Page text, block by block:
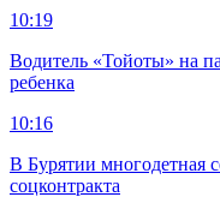
10:19
Водитель «Тойоты» на
ребенка
10:16
В Бурятии многодетная
соцконтракта